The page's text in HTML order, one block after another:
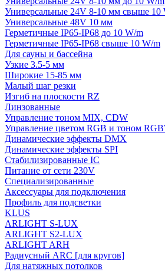
Универсальные 24V 8-10 мм свыше 10
Универсальные 48V 10 мм
Герметичные IP65-IP68 до 10 W/m
Герметичные IP65-IP68 свыше 10 W/m
Для сауны и бассейна
Узкие 3.5-5 мм
Широкие 15-85 мм
Малый шаг резки
Изгиб на плоскости RZ
Линзованные
Управление тоном MIX, CDW
Управление цветом RGB и тоном
Динамические эффекты DMX
Динамические эффекты SPI
Стабилизированные IC
Питание от сети 230V
Специализированные
Аксессуары для подключения
Профиль для подсветки
KLUS
ARLIGHT S-LUX
ARLIGHT S2-LUX
ARLIGHT ARH
Радиусный ARC [для кругов]
Для натяжных потолков